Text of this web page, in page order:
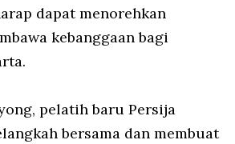
dapat menorehkan
kebanggaan bagi
pelatih baru Persija
bersama dan membuat